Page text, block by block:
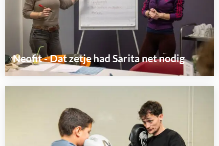
Neofit - Dat zetje had Sarita net nodig